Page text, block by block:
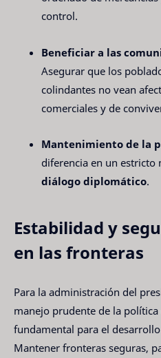
control.
Beneficiar a las
Asegurar que los
colindantes no vean
comerciales y de
Mantenimiento de la
diferencia en un estricto
diálogo diplomático.
Estabilidad y
en las fronteras
Para la administración del
manejo prudente de la
fundamental para el
Mantener fronteras seguras,